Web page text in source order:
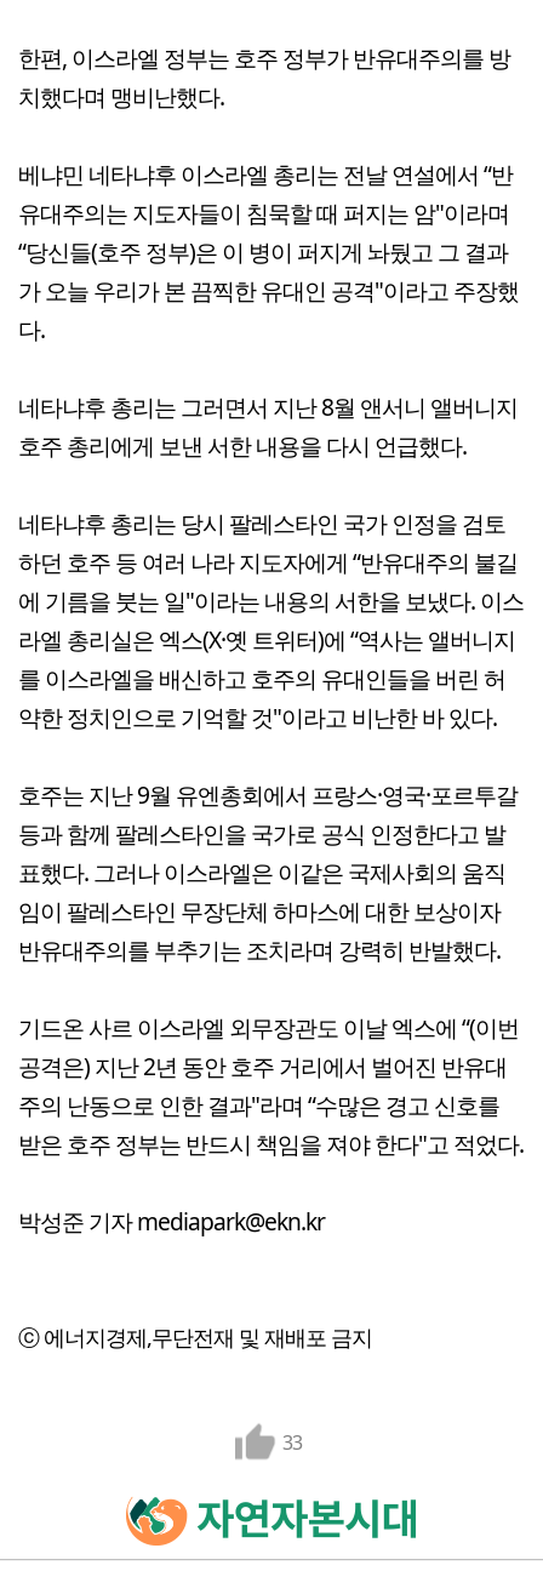
한편, 이스라엘 정부는 호주 정부가 반유대주의를 방
치했다며 맹비난했다.
베냐민 네타냐후 이스라엘 총리는 전날 연설에서 “반
유대주의는 지도자들이 침묵할 때 퍼지는 암"이라며
“당신들(호주 정부)은 이 병이 퍼지게 놔뒀고 그 결과
가 오늘 우리가 본 끔찍한 유대인 공격"이라고 주장했
다.
네타냐후 총리는 그러면서 지난 8월 앤서니 앨버니지
호주 총리에게 보낸 서한 내용을 다시 언급했다.
네타냐후 총리는 당시 팔레스타인 국가 인정을 검토
하던 호주 등 여러 나라 지도자에게 “반유대주의 불길
에 기름을 붓는 일"이라는 내용의 서한을 보냈다. 이스
라엘 총리실은 엑스(X·옛 트위터)에 “역사는 앨버니지
를 이스라엘을 배신하고 호주의 유대인들을 버린 허
약한 정치인으로 기억할 것"이라고 비난한 바 있다.
호주는 지난 9월 유엔총회에서 프랑스·영국·포르투갈
등과 함께 팔레스타인을 국가로 공식 인정한다고 발
표했다. 그러나 이스라엘은 이같은 국제사회의 움직
임이 팔레스타인 무장단체 하마스에 대한 보상이자
반유대주의를 부추기는 조치라며 강력히 반발했다.
기드온 사르 이스라엘 외무장관도 이날 엑스에 “(이번
공격은) 지난 2년 동안 호주 거리에서 벌어진 반유대
주의 난동으로 인한 결과"라며 “수많은 경고 신호를
받은 호주 정부는 반드시 책임을 져야 한다"고 적었다.
박성준 기자 mediapark@ekn.kr
ⓒ 에너지경제,무단전재 및 재배포 금지
33